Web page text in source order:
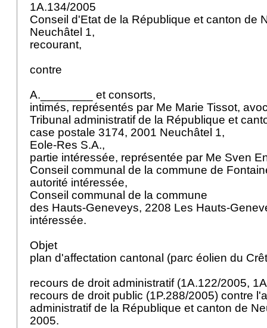
1A.134/2005
Conseil d'Etat de la République et canton de
Neuchâtel 1,
recourant,
contre
A.________ et consorts,
intimés, représentés par Me Marie Tissot,
Tribunal administratif de la République et
case postale 3174, 2001 Neuchâtel 1,
Eole-Res S.A.,
partie intéressée, représentée par Me Sven
Conseil communal de la commune de
autorité intéressée,
Conseil communal de la commune
des Hauts-Geneveys, 2208 Les Hauts-
intéressée.
Objet
plan d'affectation cantonal (parc éolien du
recours de droit administratif (1A.122/2005,
recours de droit public (1P.288/2005) contre
administratif de la République et canton de
2005.